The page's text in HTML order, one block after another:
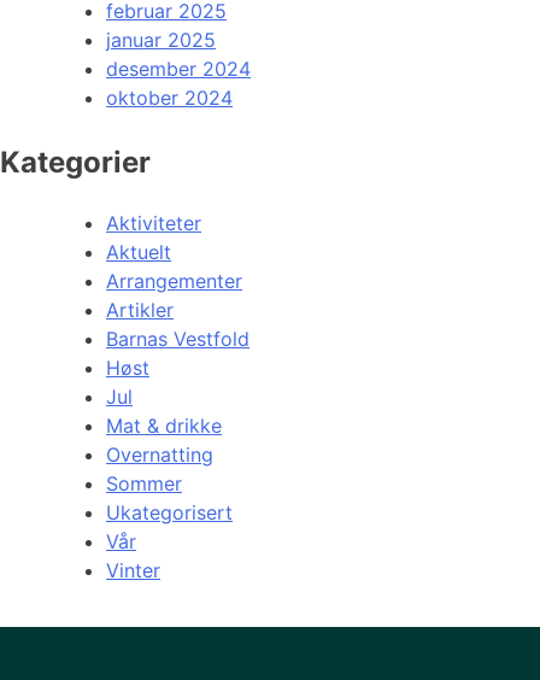
februar 2025
januar 2025
desember 2024
oktober 2024
Kategorier
Aktiviteter
Aktuelt
Arrangementer
Artikler
Barnas Vestfold
Høst
Jul
Mat & drikke
Overnatting
Sommer
Ukategorisert
Vår
Vinter